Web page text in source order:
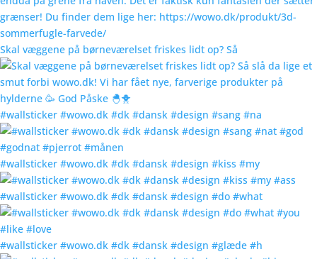
Skal væggene på børneværelset friskes lidt op? Så
#wallsticker #wowo.dk #dk #dansk #design #sang #na
#wallsticker #wowo.dk #dk #dansk #design #kiss #my
#wallsticker #wowo.dk #dk #dansk #design #do #what
#wallsticker #wowo.dk #dk #dansk #design #glæde #h